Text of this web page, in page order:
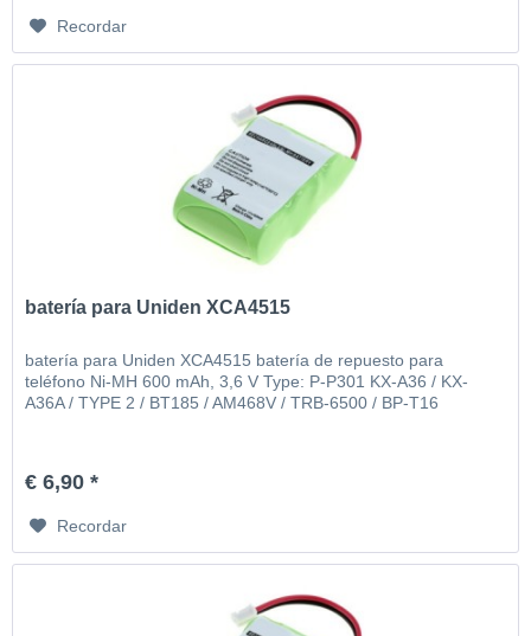
Recordar
batería para Uniden XCA4515
batería para Uniden XCA4515 batería de repuesto para
teléfono Ni-MH 600 mAh, 3,6 V Type: P-P301 KX-A36 / KX-
A36A / TYPE 2 / BT185 / AM468V / TRB-6500 / BP-T16
€ 6,90 *
Recordar